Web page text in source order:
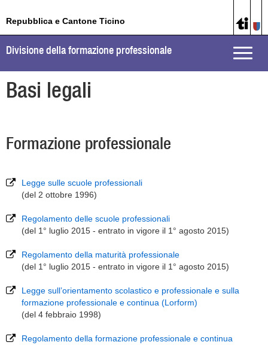
Repubblica e Cantone Ticino
Toggle
Divisione della formazione professionale
Basi legali
Formazione professionale
Legge sulle scuole professionali
(del 2 ottobre 1996)
Regolamento delle scuole professionali
(del 1° luglio 2015 - entrato in vigore il 1° agosto 2015)
Regolamento della maturità professionale
(del 1° luglio 2015 - entrato in vigore il 1° agosto 2015)
Legge sull’orientamento scolastico e professionale e sulla
formazione professionale e continua (Lorform)
(del 4 febbraio 1998)
Regolamento della formazione professionale e continua